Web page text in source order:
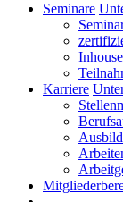
Seminare
Karriere